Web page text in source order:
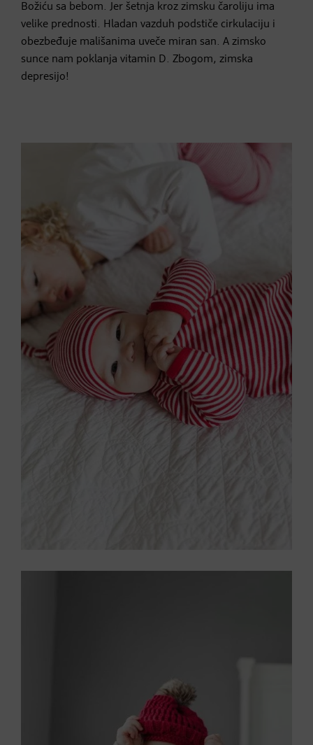
Božiću sa bebom. Jer šetnja kroz zimsku čaroliju ima
velike prednosti. Hladan vazduh podstiče cirkulaciju i
obezbeđuje mališanima uveče miran san. A zimsko
sunce nam poklanja vitamin D. Zbogom, zimska
depresijo!